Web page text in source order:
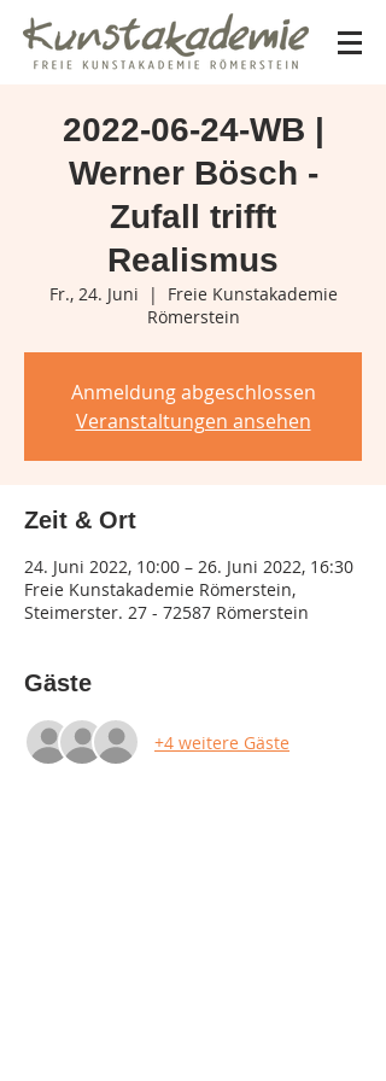
2022-06-24-WB |
Werner Bösch -
Zufall trifft
Realismus
Fr., 24. Juni
  |
Freie Kunstakademie
Römerstein
Anmeldung abgeschlossen
Veranstaltungen ansehen
Zeit & Ort
24. Juni 2022, 10:00 – 26. Juni 2022, 16:30
Freie Kunstakademie Römerstein,
Steimerster. 27 - 72587 Römerstein
Gäste
+4 weitere Gäste